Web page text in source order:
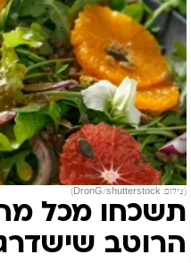
(צילום: DronG/shutterstock)
תשכחו מכל
הרוטב